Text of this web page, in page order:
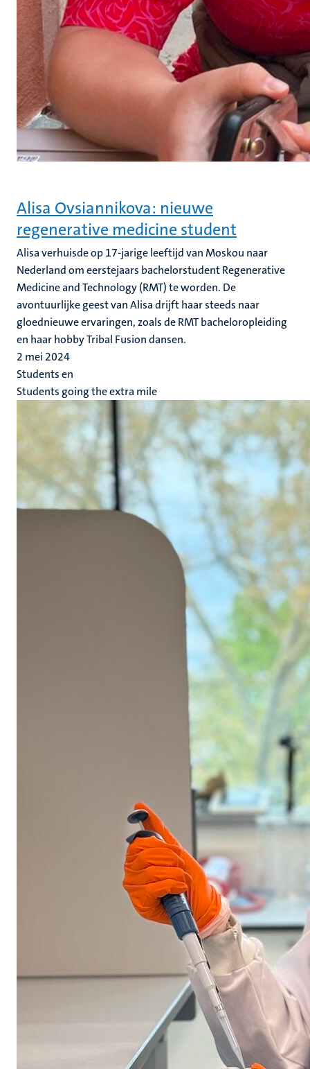
Alisa Ovsiannikova: nieuwe
regenerative medicine student
Alisa verhuisde op 17-jarige leeftijd van Moskou naar
Nederland om eerstejaars bachelorstudent Regenerative
Medicine and Technology (RMT) te worden. De
avontuurlijke geest van Alisa drijft haar steeds naar
gloednieuwe ervaringen, zoals de RMT bacheloropleiding
en haar hobby Tribal Fusion dansen.
2 mei 2024
Students en
Students going the extra mile